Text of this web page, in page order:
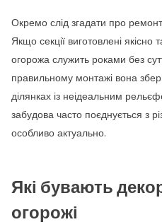
Окремо слід згадати про
Якщо секції виготовлені якісно
огорожа служить роками без
правильному монтажі вона
ділянках із неідеальним
забудова часто поєднується з
особливо актуально.
Які бувають
огорожі